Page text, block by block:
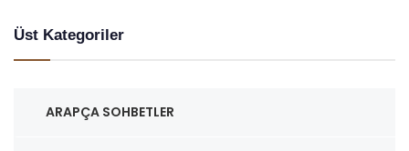
Üst Kategoriler
ARAPÇA SOHBETLER